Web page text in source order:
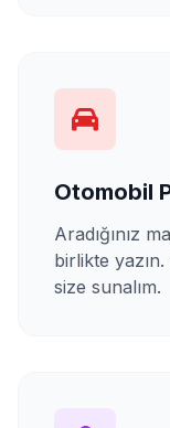
Otomobil
Aradığınız
birlikte yazın.
size sunalım.